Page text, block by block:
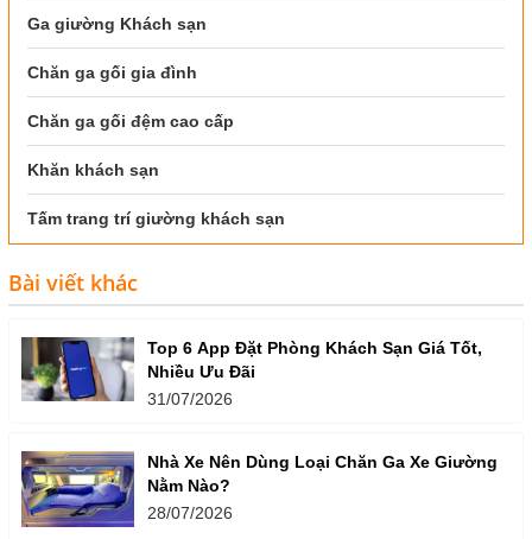
Ga giường Khách sạn
Chăn ga gối gia đình
Chăn ga gối đệm cao cấp
Khăn khách sạn
Tấm trang trí giường khách sạn
Bài viết khác
Top 6 App Đặt Phòng Khách Sạn Giá Tốt,
Nhiều Ưu Đãi
31/07/2026
Nhà Xe Nên Dùng Loại Chăn Ga Xe Giường
Nằm Nào?
28/07/2026